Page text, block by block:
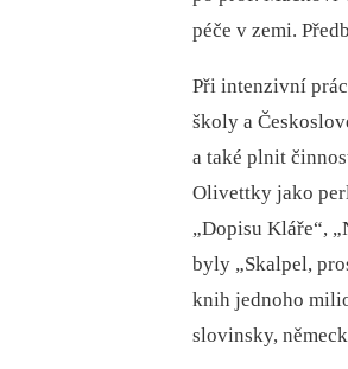
péče v zemi.
Při intenzivní
školy a
a také plnit
Olivettky jako
„Dopisu Kláře“,
byly „Skalpel,
knih jednoho
slovinsky,